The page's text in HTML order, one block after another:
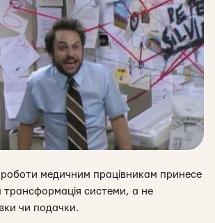
роботи медичним працівникам принесе
трансформація системи, а не
чи подачки.